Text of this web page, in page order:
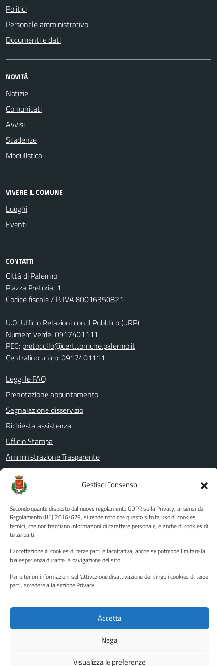
Gestisci Consenso
Secondo quanto disposto dal nuovo regolamento GDPR sulla Privacy, ai sensi del
Regolamento (UE) 2016/679, si rende noto che questo sito fa uso di cookies
tecnici, che non tracciano informazioni di carattere personale, e anche di cookies di
terze parti.
L'accettazione di cookies di terze parti è facoltativa, anche se potrebbe limitare la
tua esperienza durante la navigazione del sito.
Per ulteriori informazioni sull'attivazione disattivazione dei singoli cookies di terze
parti, accedere alla sezione Privacy.
Accetta
Nega
Visualizza le preferenze
Politici
Personale amministrativo
Documenti e dati
NOVITÀ
Notizie
Comunicati
Avvisi
Scadenze
Modulistica
VIVERE IL COMUNE
Luoghi
Eventi
CONTATTI
Città di Palermo
Piazza Pretoria, 1
Codice fiscale / P. IVA:80016350821
U.O. Ufficio Relazioni con il Pubblico (URP)
Numero verde: 0917401111
PEC: protocollo@cert.comune.palermo.it
Centralino unico: 0917401111
Leggi le FAQ
Prenotazione appuntamento
Segnalazione disservizio
Richiesta assistenza
Ufficio Stampa
Amministrazione Trasparente
Albo pretorio
Informativa privacy
Note legali
Dichiarazione di accessibilità
Piano di miglioramento del sito
FacebookYouTubeTwitter
Media policy
Mappa del sito
Copyright © 2026 - Città di Palermo •